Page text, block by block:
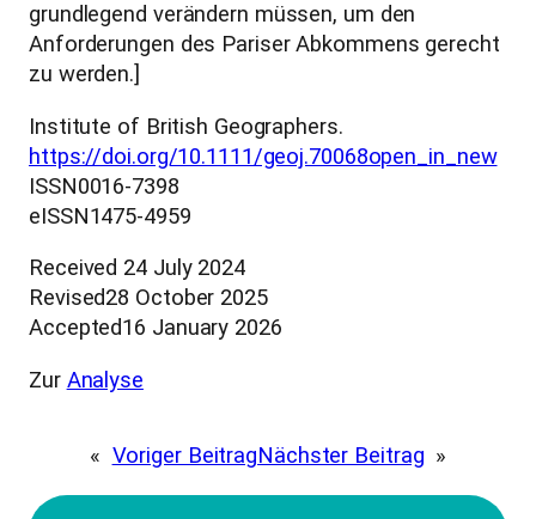
grundlegend verändern müssen, um den
Anforderungen des Pariser Abkommens gerecht
zu werden.]
Institute of British Geographers.
https://doi.org/10.1111/geoj.70068open_in_new
ISSN0016-7398
eISSN1475-4959
Received 24 July 2024
Revised28 October 2025
Accepted16 January 2026
Zur Analyse
« Voriger BeitragNächster Beitrag »